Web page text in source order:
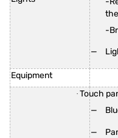
-
Equipment
· Touch